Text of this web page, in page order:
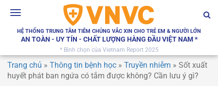
Toggle
HỆ THỐNG TRUNG TÂM TIÊM CHỦNG VẮC XIN CHO TRẺ EM & NGƯỜI LỚN
AN TOÀN - UY TÍN - CHẤT LƯỢNG HÀNG ĐẦU VIỆT NAM *
* Bình chọn của Vietnam Report 2025
Trang chủ » Thông tin bệnh học » Truyền nhiễm » Sốt xuất
huyết phát ban ngứa có tắm được không? Cần lưu ý gì?